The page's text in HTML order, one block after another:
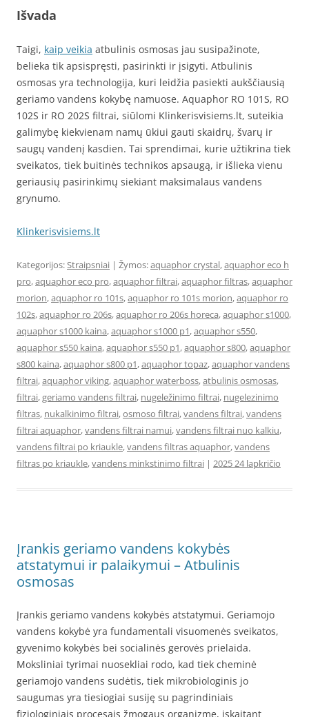
Išvada
Taigi, kaip veikia atbulinis osmosas jau susipažinote,
belieka tik apsispręsti, pasirinkti ir įsigyti. Atbulinis
osmosas yra technologija, kuri leidžia pasiekti aukščiausią
geriamo vandens kokybę namuose. Aquaphor RO 101S, RO
102S ir RO 202S filtrai, siūlomi Klinkerisvisiems.lt, suteikia
galimybę kiekvienam namų ūkiui gauti skaidrų, švarų ir
saugų vandenį kasdien. Tai sprendimai, kurie užtikrina tiek
sveikatos, tiek buitinės technikos apsaugą, ir išlieka vienu
geriausių pasirinkimų siekiant maksimalaus vandens
grynumo.
Klinkerisvisiems.lt
Kategorijos:Straipsniai | Žymos:aquaphor crystal,aquaphor eco h
pro,aquaphor eco pro,aquaphor filtrai,aquaphor filtras,aquaphor
morion,aquaphor ro 101s,aquaphor ro 101s morion,aquaphor ro
102s,aquaphor ro 206s,aquaphor ro 206s horeca,aquaphor s1000,
aquaphor s1000 kaina,aquaphor s1000 p1,aquaphor s550,
aquaphor s550 kaina,aquaphor s550 p1,aquaphor s800,aquaphor
s800 kaina,aquaphor s800 p1,aquaphor topaz,aquaphor vandens
filtrai,aquaphor viking,aquaphor waterboss,atbulinis osmosas,
filtrai,geriamo vandens filtrai, nugeležinimo filtrai, nugelezinimo
filtras, nukalkinimo filtrai,osmoso filtrai,vandens filtrai,vandens
filtrai aquaphor,vandens filtrai namui,vandens filtrai nuo kalkiu,
vandens filtrai po kriaukle,vandens filtras aquaphor,vandens
filtras po kriaukle,vandens minkstinimo filtrai | 2025 24 lapkričio
Įrankis geriamo vandens kokybės
atstatymui ir palaikymui – Atbulinis
osmosas
Įrankis geriamo vandens kokybės atstatymui. Geriamojo
vandens kokybė yra fundamentali visuomenės sveikatos,
gyvenimo kokybės bei socialinės gerovės prielaida.
Moksliniai tyrimai nuosekliai rodo, kad tiek cheminė
geriamojo vandens sudėtis, tiek mikrobiologinis jo
saugumas yra tiesiogiai susiję su pagrindiniais
fiziologiniais procesais žmogaus organizme, įskaitant